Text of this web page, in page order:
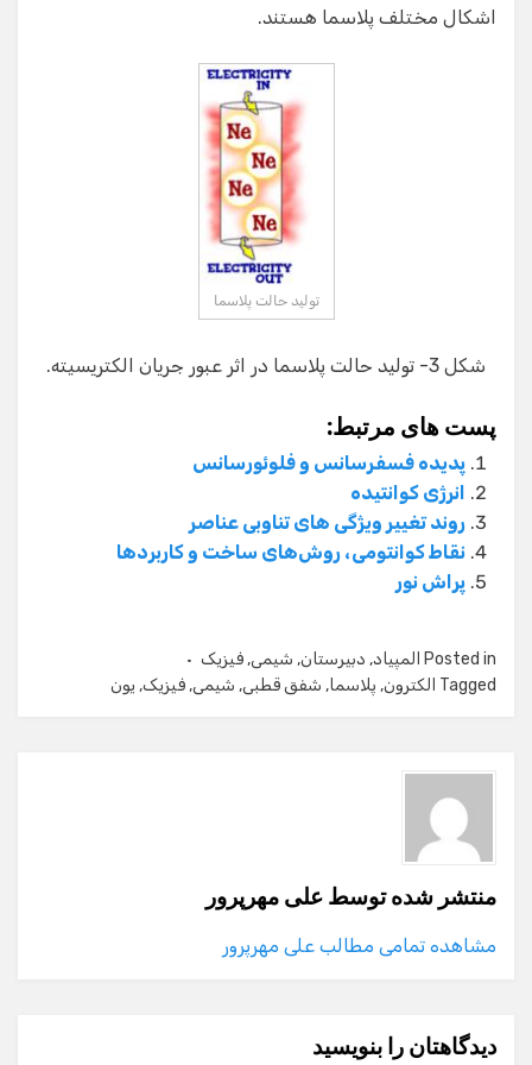
اشکال مختلف پلاسما هستند.
تولید حالت پلاسما
شکل 3- تولید حالت پلاسما در اثر عبور جریان الکتریسیته.
پست های مرتبط:
پدیده فسفرسانس و فلوئورسانس
انرژی کوانتیده
روند تغییر ویژگی های تناوبی عناصر
نقاط کوانتومی، روش‌های ساخت و کاربردها
پراش نور
Posted in المپیاد, دبیرستان, شیمی, فیزیک
Tagged الکترون, پلاسما, شفق قطبی, شیمی, فیزیک, یون
منتشر شده توسطعلی مهرپرور
مشاهده تمامی مطالب علی مهرپرور
دیدگاهتان را بنویسید